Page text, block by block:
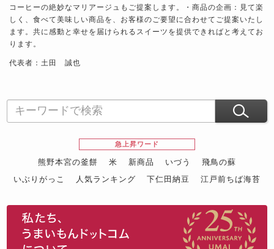
コーヒーの絶妙なマリアージュもご提案します。・商品の企画：見て楽
しく、食べて美味しい商品を、お客様のご要望に合わせてご提案いたし
ます。共に感動と幸せを届けられるスイーツを提供できればと考えてお
ります。
代表者：土田 誠也
急上昇ワード
熊野本宮の釜餅 米 新商品 いづう
飛鳥の蘇
いぶりがっこ
人気ランキング 下仁田納豆
江戸前ちば海苔